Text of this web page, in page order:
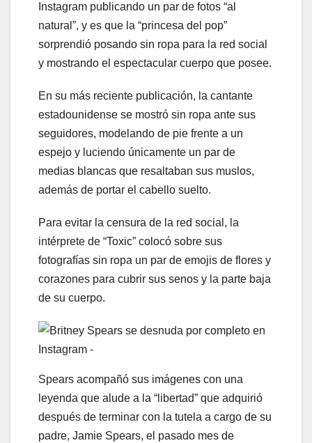
Instagram publicando un par de fotos “al
natural”, y es que la “princesa del pop”
sorprendió posando sin ropa para la red social
y mostrando el espectacular cuerpo que posee.
En su más reciente publicación, la cantante
estadounidense se mostró sin ropa ante sus
seguidores, modelando de pie frente a un
espejo y luciendo únicamente un par de
medias blancas que resaltaban sus muslos,
además de portar el cabello suelto.
Para evitar la censura de la red social, la
intérprete de “Toxic” colocó sobre sus
fotografías sin ropa un par de emojis de flores y
corazones para cubrir sus senos y la parte baja
de su cuerpo.
Spears acompañó sus imágenes con una
leyenda que alude a la “libertad” que adquirió
después de terminar con la tutela a cargo de su
padre, Jamie Spears, el pasado mes de